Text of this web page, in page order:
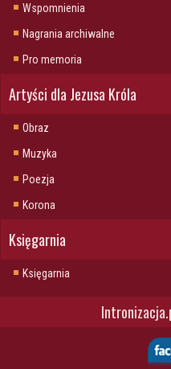
Wspomnienia
Nagrania archiwalne
Pro memoria
Artyści dla Jezusa Króla
Obraz
Muzyka
Poezja
Korona
Księgarnia
Księgarnia